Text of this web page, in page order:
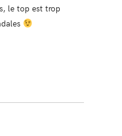
le top est trop